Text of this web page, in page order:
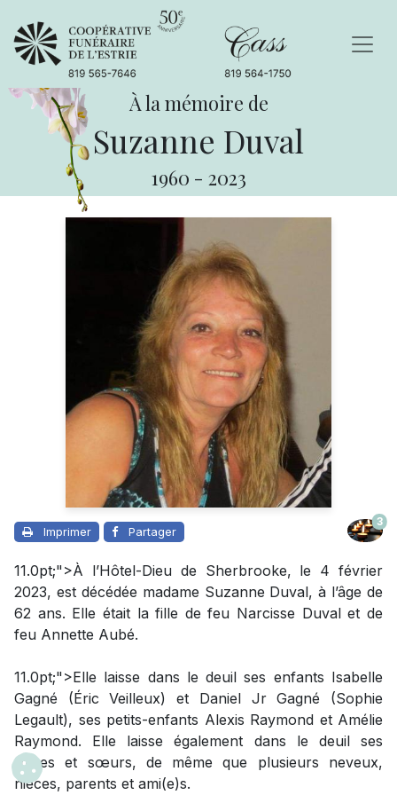
À la mémoire de
Suzanne Duval
1960 - 2023
Imprimer Partager
3
11.0pt;">À l’Hôtel-Dieu de Sherbrooke, le 4 février
2023, est décédée madame Suzanne Duval, à l’âge de
62 ans. Elle était la fille de feu Narcisse Duval et de
feu Annette Aubé.
11.0pt;">Elle laisse dans le deuil ses enfants Isabelle
Gagné (Éric Veilleux) et Daniel Jr Gagné (Sophie
Legault), ses petits-enfants Alexis Raymond et Amélie
Raymond. Elle laisse également dans le deuil ses
frères et sœurs, de même que plusieurs neveux,
nièces, parents et ami(e)s.